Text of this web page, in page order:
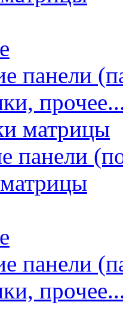
панели
матрицы
панели
панели